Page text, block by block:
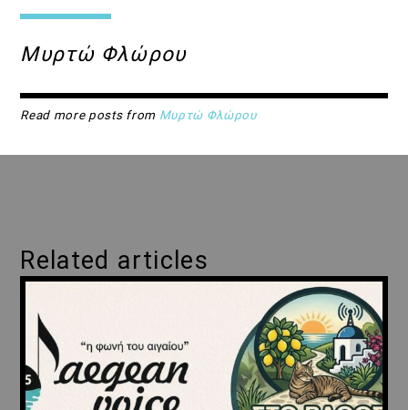
Μυρτώ Φλώρου
Read more posts from Μυρτώ Φλώρου
Related articles